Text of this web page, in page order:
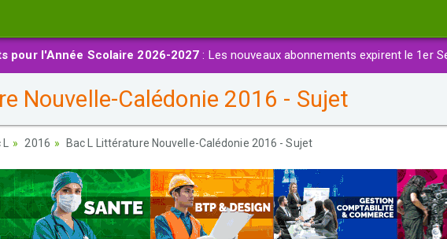
pour l'Année Scolaire 2026-2027 : Les nouveaux abonnements expirent le 1er
Nouvelle-Calédonie 2016 - Sujet
2016 Bac L Littérature Nouvelle-Calédonie 2016 - Sujet